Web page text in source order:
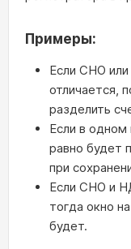
Примеры:
Если СНО
отличается,
разделить
Если в
равно будет
при
Если СНО и
тогда окно
будет.